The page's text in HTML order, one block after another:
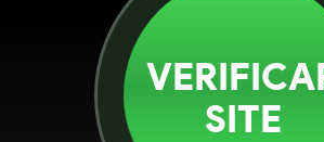
SITE